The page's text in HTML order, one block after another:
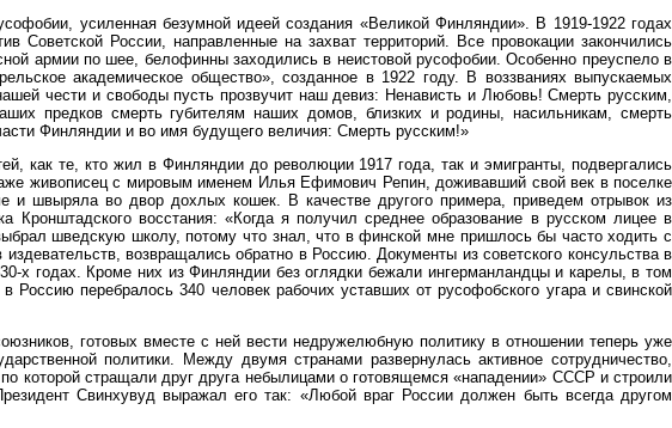
усиленная безумной идеей создания «Великой Финляндии». В 1919-1922 годах
Советской России, направленные на захват территорий. Все провокации закончились
армии по шее, белофинны заходились в неистовой русофобии. Особенно преуспело в
академическое общество», созданное в 1922 году. В воззваниях выпускаемых
чести и свободы пусть прозвучит наш девиз: Ненависть и Любовь! Смерть русским,
предков смерть губителям наших домов, близких и родины, насильникам, смерть
Финляндии и во имя будущего величия: Смерть русским!»
как те, кто жил в Финляндии до революции 1917 года, так и эмигранты, подвергались
живописец с мировым именем Илья Ефимович Репин, доживавший свой век в поселке
швыряла во двор дохлых кошек. В качестве другого примера, приведем отрывок из
восстания: «Когда я получил среднее образование в русском лицее в
шведскую школу, потому что знал, что в финской мне пришлось бы часто ходить с
возвращались обратно в Россию. Документы из советского консульства в
х годах. Кроме них из Финляндии без оглядки бежали ингерманландцы и карелы, в том
перебралось 340 человек рабочих уставших от русофобского угара и свинской
готовых вместе с ней вести недружелюбную политику в отношении теперь уже
политики. Между двумя странами развернулась активное сотрудничество,
которой стращали друг друга небылицами о готовящемся «нападении» СССР и строили
Свинхувуд выражал его так: «Любой враг России должен быть всегда другом